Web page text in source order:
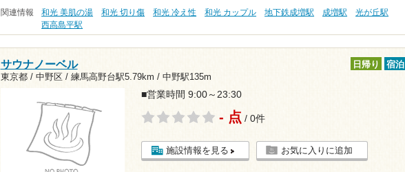
関連情報 和光 美肌の湯 和光 切り傷 和光 冷え性 和光 カップル 地下鉄成増駅 成増駅
光が丘駅
西高島平駅
サウナノーベル
東京都 / 中野区 / 練馬高野台駅5.79km / 中野駅135m
日帰り 宿泊
■営業時間 9:00～23:30
- 点 / 0件
施設情報を見る お気に入りに追加